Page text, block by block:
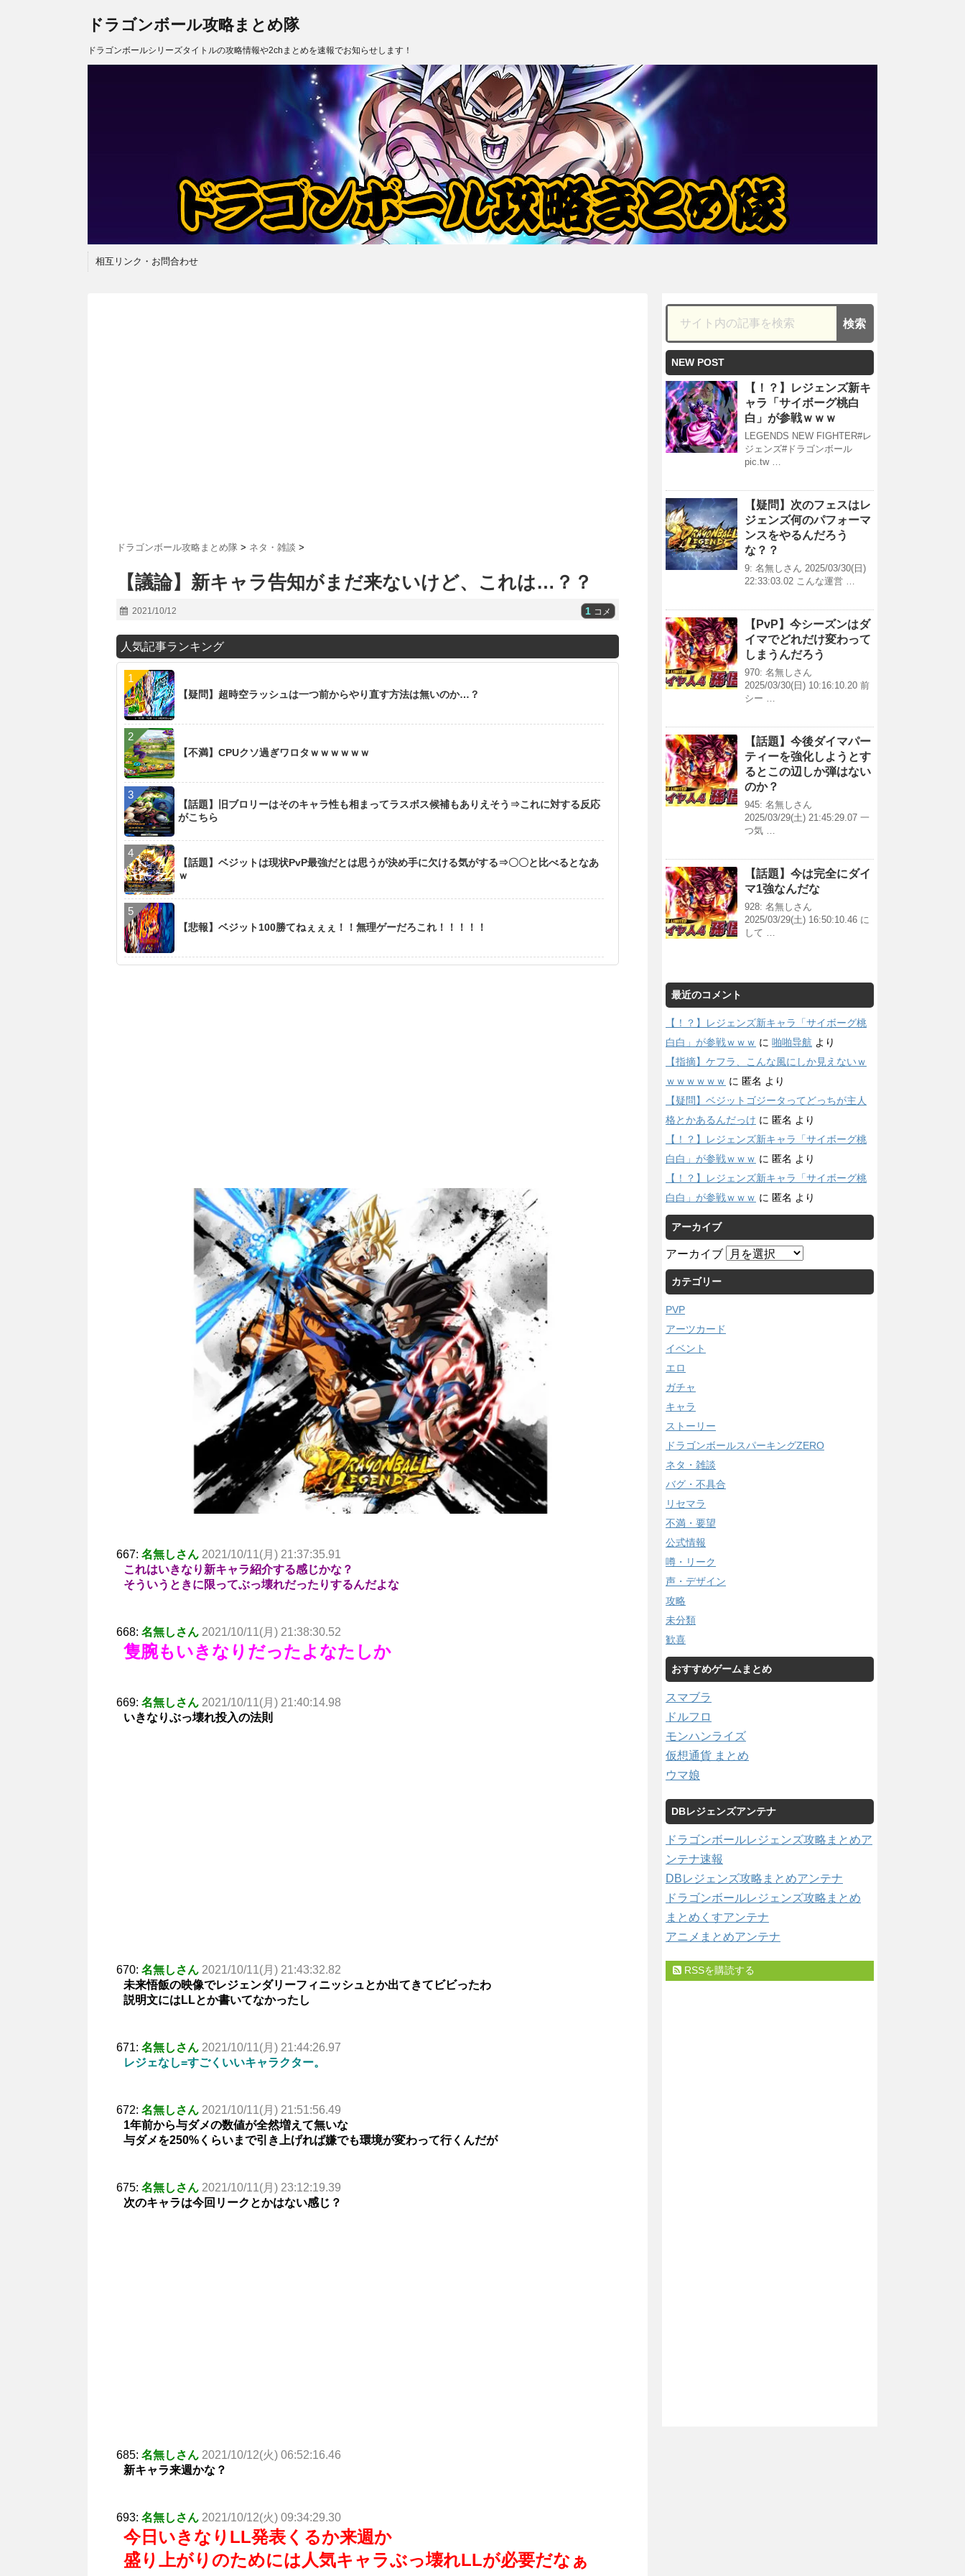
ドラゴンボール攻略まとめ隊
ドラゴンボールシリーズタイトルの攻略情報や2chまとめを速報でお知らせします！
相互リンク・お問合わせ
ドラゴンボール攻略まとめ隊 > ネタ・雑談 >
【議論】新キャラ告知がまだ来ないけど、これは…？？
2021/10/12 1 コメ
人気記事ランキング
【疑問】超時空ラッシュは一つ前からやり直す方法は無いのか…？
【不満】CPUクソ過ぎワロタｗｗｗｗｗｗ
【話題】旧ブロリーはそのキャラ性も相まってラスボス候補もありえそう⇒これに対する反応
がこちら
【話題】ベジットは現状PvP最強だとは思うが決め手に欠ける気がする⇒〇〇と比べるとなあ
ｗ
【悲報】ベジット100勝てねぇぇぇ！！無理ゲーだろこれ！！！！！
667: 名無しさん 2021/10/11(月) 21:37:35.91
これはいきなり新キャラ紹介する感じかな？
そういうときに限ってぶっ壊れだったりするんだよな
668: 名無しさん 2021/10/11(月) 21:38:30.52
隻腕もいきなりだったよなたしか
669: 名無しさん 2021/10/11(月) 21:40:14.98
いきなりぶっ壊れ投入の法則
670: 名無しさん 2021/10/11(月) 21:43:32.82
未来悟飯の映像でレジェンダリーフィニッシュとか出てきてビビったわ
説明文にはLLとか書いてなかったし
671: 名無しさん 2021/10/11(月) 21:44:26.97
レジェなし=すごくいいキャラクター。
672: 名無しさん 2021/10/11(月) 21:51:56.49
1年前から与ダメの数値が全然増えて無いな
与ダメを250%くらいまで引き上げれば嫌でも環境が変わって行くんだが
675: 名無しさん 2021/10/11(月) 23:12:19.39
次のキャラは今回リークとかはない感じ？
685: 名無しさん 2021/10/12(火) 06:52:16.46
新キャラ来週かな？
693: 名無しさん 2021/10/12(火) 09:34:29.30
今日いきなりLL発表くるか来週か
盛り上がりのためには人気キャラぶっ壊れLLが必要だなぁ
NEW POST
【！？】レジェンズ新キ
ャラ「サイボーグ桃白
白」が参戦ｗｗｗ
LEGENDS NEW FIGHTER#レ
ジェンズ#ドラゴンボール
pic.tw …
【疑問】次のフェスはレ
ジェンズ何のパフォーマ
ンスをやるんだろう
な？？
9: 名無しさん 2025/03/30(日)
22:33:03.02 こんな運営 …
【PvP】今シーズンはダ
イマでどれだけ変わって
しまうんだろう
970: 名無しさん
2025/03/30(日) 10:16:10.20 前
シー …
【話題】今後ダイマパー
ティーを強化しようとす
るとこの辺しか弾はない
のか？
945: 名無しさん
2025/03/29(土) 21:45:29.07 一
つ気 …
【話題】今は完全にダイ
マ1強なんだな
928: 名無しさん
2025/03/29(土) 16:50:10.46 に
して …
最近のコメント
【！？】レジェンズ新キャラ「サイボーグ桃
白白」が参戦ｗｗｗ に 啪啪导航 より
【指摘】ケフラ、こんな風にしか見えないｗ
ｗｗｗｗｗｗ に 匿名 より
【疑問】ベジットゴジータってどっちが主人
格とかあるんだっけ に 匿名 より
【！？】レジェンズ新キャラ「サイボーグ桃
白白」が参戦ｗｗｗ に 匿名 より
【！？】レジェンズ新キャラ「サイボーグ桃
白白」が参戦ｗｗｗ に 匿名 より
アーカイブ
アーカイブ
カテゴリー
PVP
アーツカード
イベント
エロ
ガチャ
キャラ
ストーリー
ドラゴンボールスパーキングZERO
ネタ・雑談
バグ・不具合
リセマラ
不満・要望
公式情報
噂・リーク
声・デザイン
攻略
未分類
歓喜
おすすめゲームまとめ
スマブラ
ドルフロ
モンハンライズ
仮想通貨 まとめ
ウマ娘
DBレジェンズアンテナ
ドラゴンボールレジェンズ攻略まとめア
ンテナ速報
DBレジェンズ攻略まとめアンテナ
ドラゴンボールレジェンズ攻略まとめ
まとめくすアンテナ
アニメまとめアンテナ
RSSを購読する